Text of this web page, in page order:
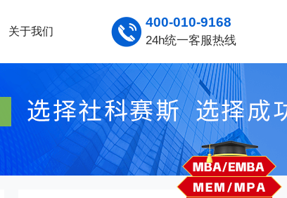
关于我们
400-010-9168
24h统一客服热线